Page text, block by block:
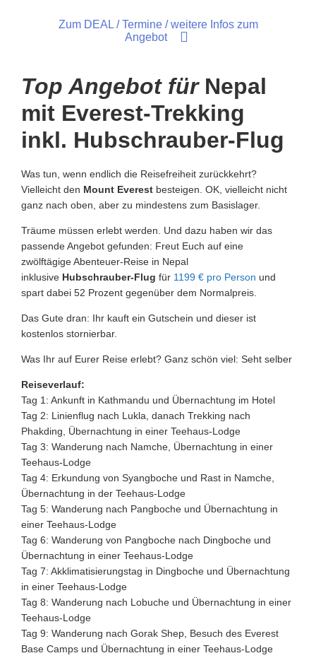
Zum DEAL / Termine / weitere Infos zum
Angebot
Top Angebot für Nepal
mit Everest-Trekking
inkl. Hubschrauber-Flug
Was tun, wenn endlich die Reisefreiheit zurückkehrt?
Vielleicht den Mount Everest besteigen. OK, vielleicht nicht
ganz nach oben, aber zu mindestens zum Basislager.
Träume müssen erlebt werden. Und dazu haben wir das
passende Angebot gefunden: Freut Euch auf eine
zwölftägige Abenteuer-Reise in Nepal
inklusive Hubschrauber-Flug für 1199 € pro Person und
spart dabei 52 Prozent gegenüber dem Normalpreis.
Das Gute dran: Ihr kauft ein Gutschein und dieser ist
kostenlos stornierbar.
Was Ihr auf Eurer Reise erlebt? Ganz schön viel: Seht selber
Reiseverlauf:
Tag 1: Ankunft in Kathmandu und Übernachtung im Hotel
Tag 2: Linienflug nach Lukla, danach Trekking nach
Phakding, Übernachtung in einer Teehaus-Lodge
Tag 3: Wanderung nach Namche, Übernachtung in einer
Teehaus-Lodge
Tag 4: Erkundung von Syangboche und Rast in Namche,
Übernachtung in der Teehaus-Lodge
Tag 5: Wanderung nach Pangboche und Übernachtung in
einer Teehaus-Lodge
Tag 6: Wanderung von Pangboche nach Dingboche und
Übernachtung in einer Teehaus-Lodge
Tag 7: Akklimatisierungstag in Dingboche und Übernachtung
in einer Teehaus-Lodge
Tag 8: Wanderung nach Lobuche und Übernachtung in einer
Teehaus-Lodge
Tag 9: Wanderung nach Gorak Shep, Besuch des Everest
Base Camps und Übernachtung in einer Teehaus-Lodge